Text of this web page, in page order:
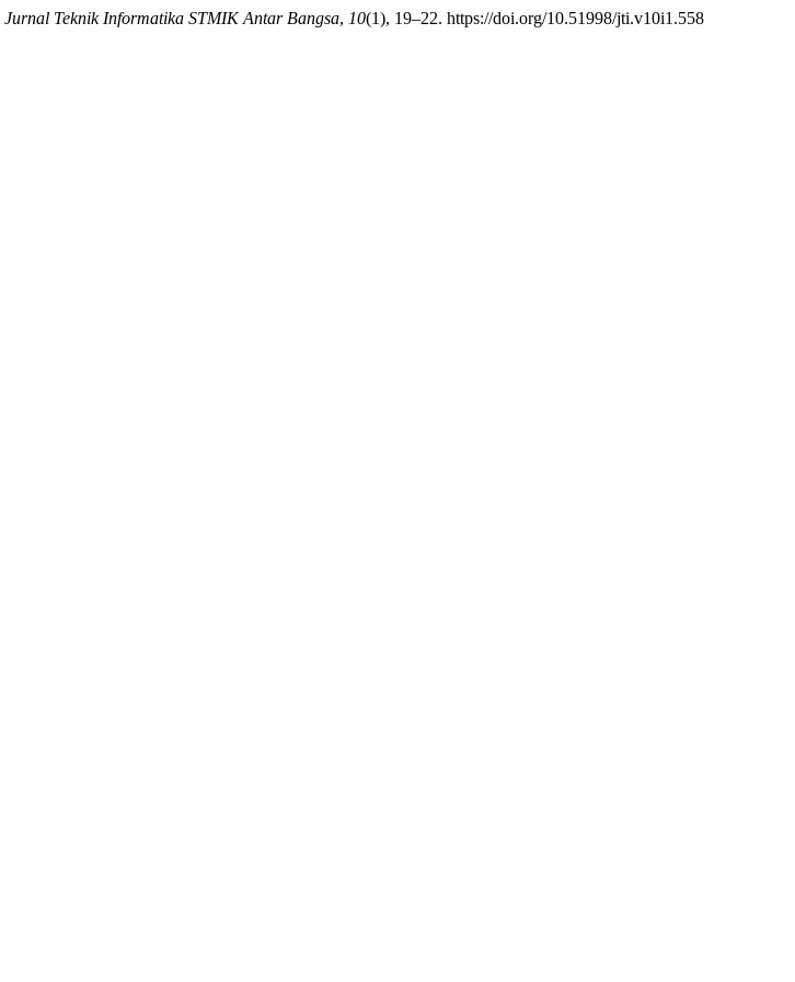
Jurnal Teknik Informatika STMIK Antar Bangsa, 10(1), 19–22. https://doi.org/10.51998/jti.v10i1.558